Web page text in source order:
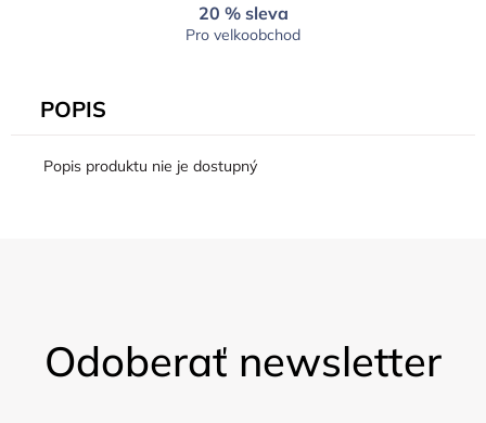
20 % sleva
Pro velkoobchod
POPIS
Popis produktu nie je dostupný
Odoberať newsletter